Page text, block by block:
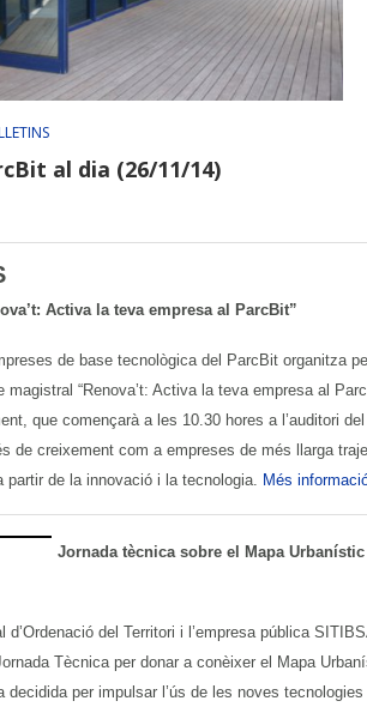
al dia (26/11/14)
Activa la teva empresa al ParcBit”
de base tecnològica del ParcBit organitza
magistral “Renova’t: Activa la teva empresa al
que començarà a les 10.30 hores a l’auditori
de creixement com a empreses de més llarga
partir de la innovació i la tecnologia. Més
Jornada tècnica sobre el Mapa
d’Ordenació del Territori i l’empresa pública
Tècnica per donar a conèixer el Mapa
decidida per impulsar l’ús de les noves tecnologies